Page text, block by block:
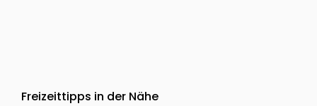
Freizeittipps in der Nähe